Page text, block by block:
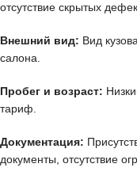
отсутствие скрытых
Внешний вид: Вид
салона.
Пробег и возраст:
тариф.
Документация:
документы, отсутствие